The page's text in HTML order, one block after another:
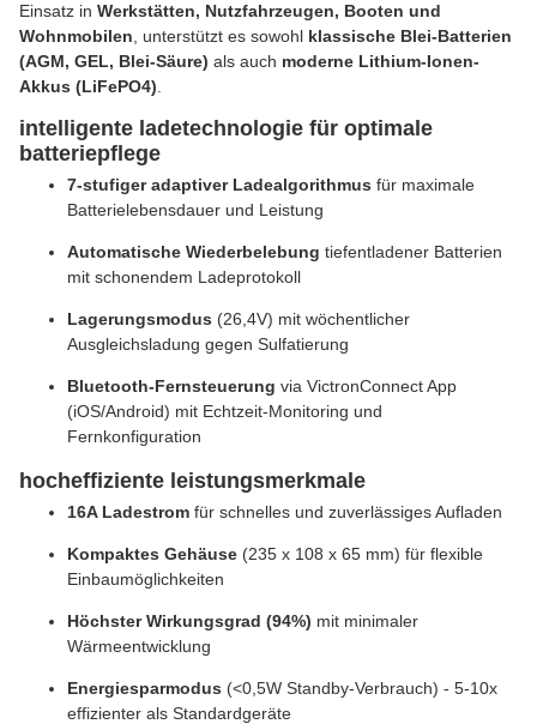
Einsatz in Werkstätten, Nutzfahrzeugen, Booten und
Wohnmobilen, unterstützt es sowohl klassische Blei-Batterien
(AGM, GEL, Blei-Säure) als auch moderne Lithium-Ionen-
Akkus (LiFePO4).
intelligente ladetechnologie für optimale
batteriepflege
7-stufiger adaptiver Ladealgorithmus für maximale
Batterielebensdauer und Leistung
Automatische Wiederbelebung tiefentladener Batterien
mit schonendem Ladeprotokoll
Lagerungsmodus (26,4V) mit wöchentlicher
Ausgleichsladung gegen Sulfatierung
Bluetooth-Fernsteuerung via VictronConnect App
(iOS/Android) mit Echtzeit-Monitoring und
Fernkonfiguration
hocheffiziente leistungsmerkmale
16A Ladestrom für schnelles und zuverlässiges Aufladen
Kompaktes Gehäuse (235 x 108 x 65 mm) für flexible
Einbaumöglichkeiten
Höchster Wirkungsgrad (94%) mit minimaler
Wärmeentwicklung
Energiesparmodus (<0,5W Standby-Verbrauch) - 5-10x
effizienter als Standardgeräte